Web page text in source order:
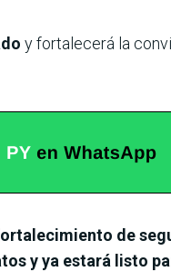
y fortalecerá la
de
y ya estará listo